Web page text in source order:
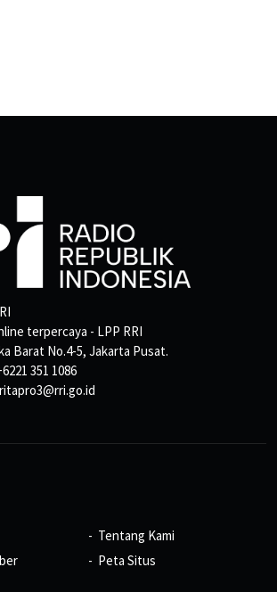
terpercaya - LPP RRI
Barat No.4-5, Jakarta Pusat.
351 1086
Tentang Kami
Peta Situs